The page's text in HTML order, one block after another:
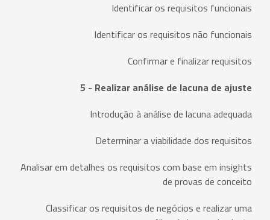
Identificar os requisitos funcionais
Identificar os requisitos não funcionais
Confirmar e finalizar requisitos
5 - Realizar análise de lacuna de ajuste
Introdução à análise de lacuna adequada
Determinar a viabilidade dos requisitos
Analisar em detalhes os requisitos com base em insights
de provas de conceito
Classificar os requisitos de negócios e realizar uma